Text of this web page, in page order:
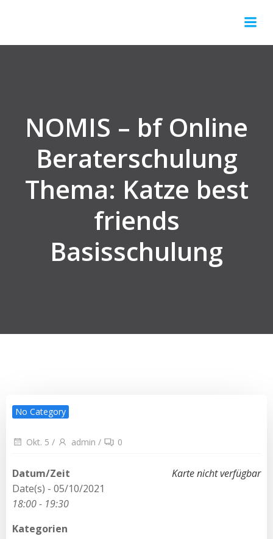
NOMIS – bf Online
Beraterschulung
Thema: Katze best
friends
Basisschulung
No Category
Okt. 5 / admin / 0
Karte nicht verfügbar
Datum/Zeit
Date(s) - 05/10/2021
18:00 - 19:30
Kategorien